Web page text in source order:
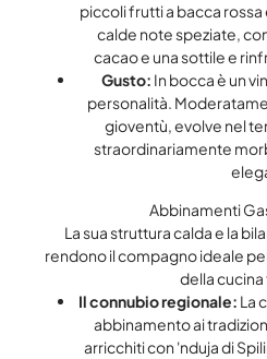
piccoli frutti a bacca
calde note speziate,
cacao e una sottile e
Gusto: In bocca è un
personalità.
gioventù, evolve nel
straordinariamente
Abbinamenti
La sua struttura calda e la
rendono il compagno ideale
della cucina
Il connubio regionale: La
abbinamento ai
arricchiti con 'nduja di